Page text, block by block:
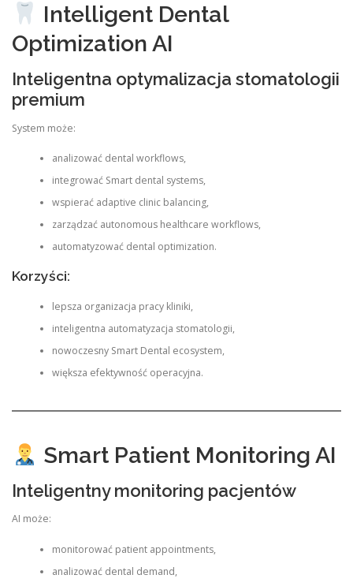
Intelligent Dental
Optimization AI
Inteligentna optymalizacja stomatologii
premium
System może:
analizować dental workflows,
integrować Smart dental systems,
wspierać adaptive clinic balancing,
zarządzać autonomous healthcare workflows,
automatyzować dental optimization.
Korzyści:
lepsza organizacja pracy kliniki,
inteligentna automatyzacja stomatologii,
nowoczesny Smart Dental ecosystem,
większa efektywność operacyjna.
Smart Patient Monitoring AI
Inteligentny monitoring pacjentów
AI może:
monitorować patient appointments,
analizować dental demand,